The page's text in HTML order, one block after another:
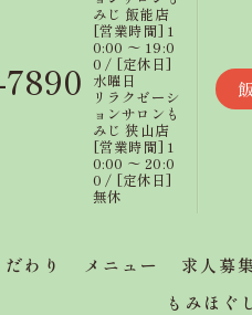
みじ 飯能店
[営業時間] 1
0:00 〜 19:0
0 / [定休日]
水曜日
リラクゼーシ
ョンサロンも
みじ 狭山店
[営業時間] 1
0:00 〜 20:0
0 / [定休日]
無休
だわり メニュー 求人募集
もみほぐ